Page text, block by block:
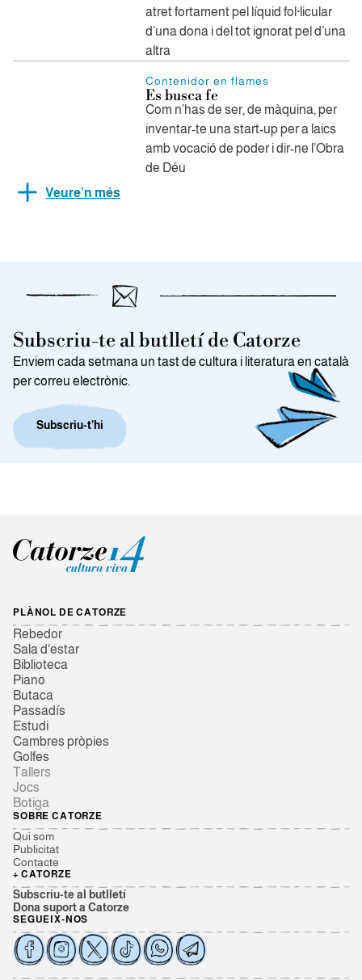
atret fortament pel líquid fol·licular
d’una dona i del tot ignorat pel d’una
altra
Contenidor en flames
Es busca fe
Com n’has de ser, de màquina, per
inventar-te una start-up per a laics
amb vocació de poder i dir-ne l’Obra
de Déu
Veure’n més
Subscriu-te al butlletí de Catorze
Enviem cada setmana un tast de cultura i literatura en català
per correu electrònic.
Subscriu-t’hi
PLÀNOL DE CATORZE
Rebedor
Sala d'estar
Biblioteca
Piano
Butaca
Passadís
Estudi
Cambres pròpies
Golfes
Tallers
Jocs
Botiga
SOBRE CATORZE
Qui som
Publicitat
Contacte
+ CATORZE
Subscriu-te al butlletí
Dona suport a Catorze
SEGUEIX-NOS